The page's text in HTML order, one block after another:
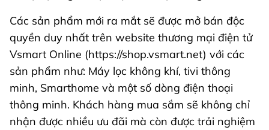
Các sản phẩm mới ra mắt sẽ được mở bán độc
quyền duy nhất trên website thương mại điện tử
Vsmart Online (https://shop.vsmart.net) với các
sản phẩm như: Máy lọc không khí, tivi thông
minh, Smarthome và một số dòng điện thoại
thông minh. Khách hàng mua sắm sẽ không chỉ
nhận được nhiều ưu đãi mà còn được trải nghiệm